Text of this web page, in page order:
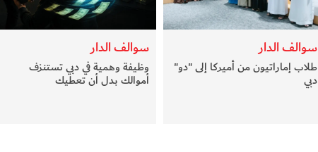
سوالف الدار
طلاب إماراتيون من أميركا إلى "دو"
دبي
سوالف الدار
وظيفة وهمية في دبي تستنزف
أموالك بدل أن تعطيك